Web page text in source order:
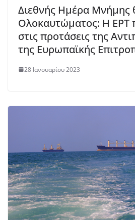
Διεθνής Ημέρα Μνήμης
Ολοκαυτώματος: Η ΕΡΤ
στις προτάσεις της
της Ευρωπαϊκής
28 Ιανουαρίου 2023